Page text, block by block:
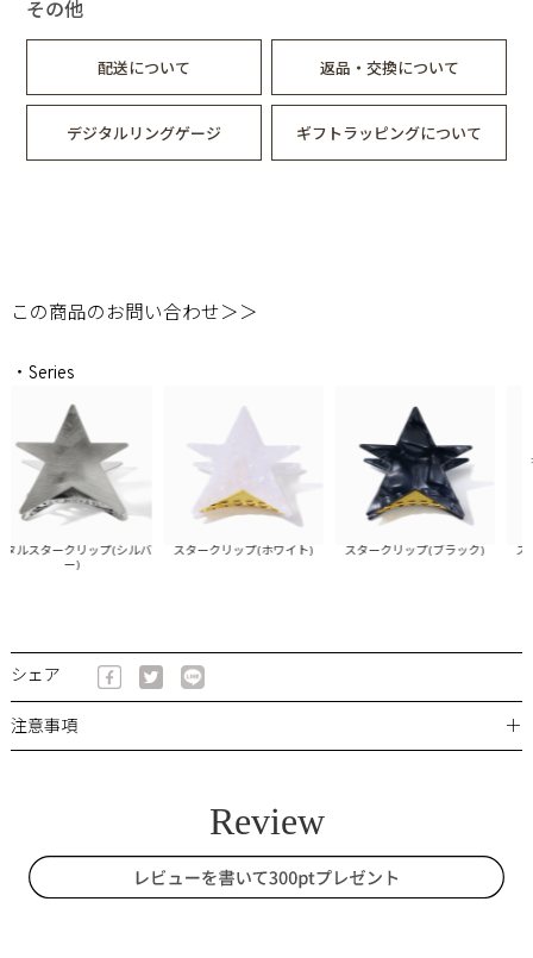
その他
配送について 返品・交換について
デジタルリングゲージ ギフトラッピングについて
この商品のお問い合わせ＞＞
・Series
スタークリップ(シルバ
ー)
スタークリップ(ホワイト) スタークリップ(ブラック) ス
シェア
注意事項 ＋